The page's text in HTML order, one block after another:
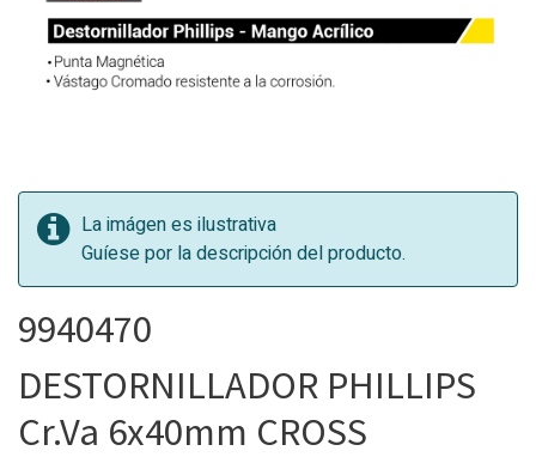
La imágen es ilustrativa
Guíese por la descripción del producto.
9940470
DESTORNILLADOR PHILLIPS
Cr.Va 6x40mm CROSS